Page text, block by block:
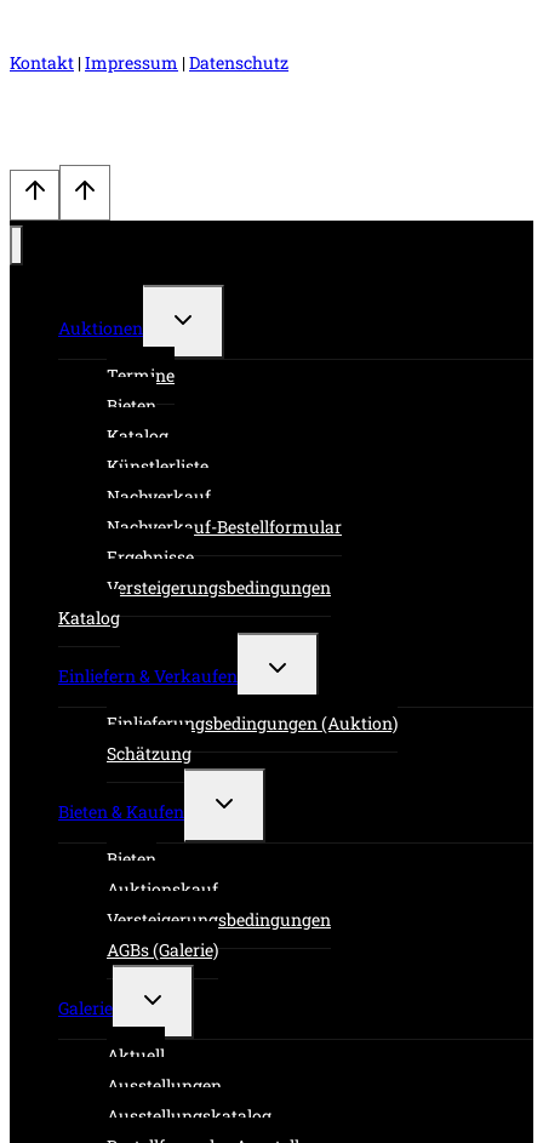
Kontakt |Impressum |Datenschutz
Auktionen
Untermenü
umschalten
Termine
Bieten
Katalog
Künstlerliste
Nachverkauf
Nachverkauf-Bestellformular
Ergebnisse
Versteigerungsbedingungen
Katalog
Einliefern & Verkaufen
Untermenü
umschalten
Einlieferungsbedingungen (Auktion)
Schätzung
Bieten & Kaufen
Untermenü
umschalten
Bieten
Auktionskauf
Versteigerungsbedingungen
AGBs (Galerie)
Galerie
Untermenü
umschalten
Aktuell
Ausstellungen
Ausstellungskatalog